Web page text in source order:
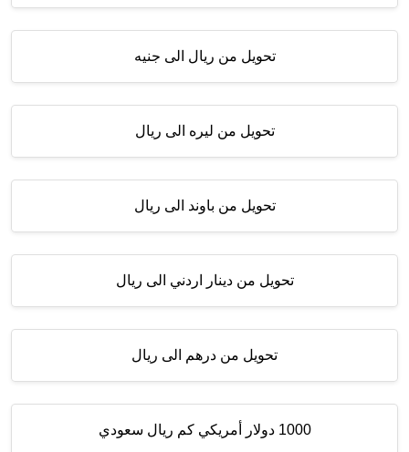
تحويل من ريال الى جنيه
تحويل من ليره الى ريال
تحويل من باوند الى ريال
تحويل من دينار اردني الى ريال
تحويل من درهم الى ريال
1000 دولار أمريكي كم ريال سعودي